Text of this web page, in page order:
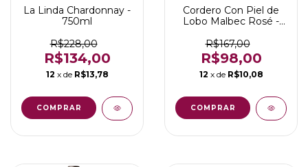
La Linda Chardonnay -
750ml
R$228,00
R$134,00
12 x de R$13,78
Cordero Con Piel de
Lobo Malbec Rosé -
R$167,00
R$98,00
12 x de R$10,08